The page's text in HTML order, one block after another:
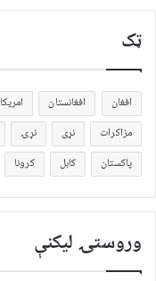
ټک
افغان افغانستان امریکا
مزاکرات
نړی نړۍ
پاکستان
کابل کرونا
وروستۍ ليکنې